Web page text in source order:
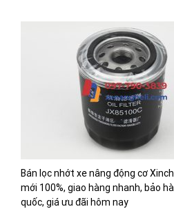
Bán lọc nhớt xe nâng động cơ
mới 100%, giao hàng nhanh, bảo
quốc, giá ưu đãi hôm nay